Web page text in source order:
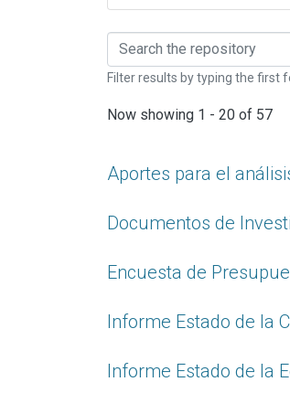
Browsing
Filter results by typing the first
Now showing 1 - 20 of 57
Aportes para el
Documentos de
Encuesta de
Informe Estado de la
Informe Estado de la